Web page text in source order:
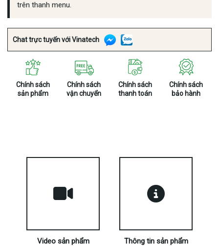
trên thanh menu.
Chat trực tuyến với Vinatech
Chính sách
sản phẩm
Chính sách
vận chuyển
Chính sách
thanh toán
Chính sách
bảo hành
Video sản phẩm Thông tin sản phẩm